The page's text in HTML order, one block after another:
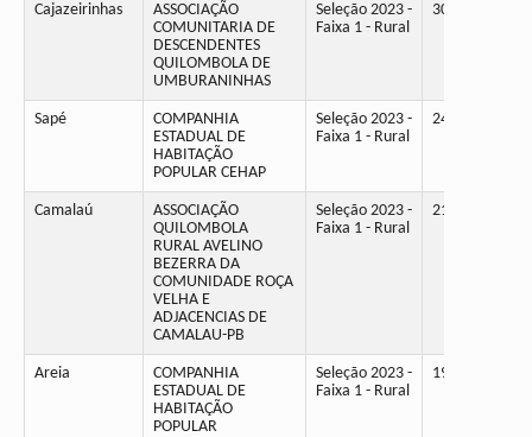
Cajazeirinhas
ASSOCIAÇÃO
COMUNITARIA DE
DESCENDENTES
QUILOMBOLA DE
UMBURANINHAS
Seleção 2023 -
Faixa 1 - Rural
30
Sapé
COMPANHIA
ESTADUAL DE
HABITAÇÃO
POPULAR CEHAP
Seleção 2023 -
Faixa 1 - Rural
24
Camalaú
ASSOCIAÇÃO
QUILOMBOLA
RURAL AVELINO
BEZERRA DA
COMUNIDADE ROÇA
VELHA E
ADJACENCIAS DE
CAMALAU-PB
Seleção 2023 -
Faixa 1 - Rural
21
Areia
COMPANHIA
ESTADUAL DE
HABITAÇÃO
POPULAR
Seleção 2023 -
Faixa 1 - Rural
19